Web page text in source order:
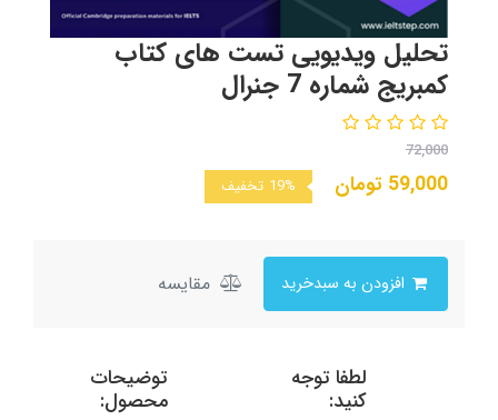
تحلیل ویدیویی تست های کتاب
کمبریج شماره 7 جنرال
72,000
59,000 تومان 19% تخفیف
مقایسه
لطفا توجه
کنید:
توضیحات
محصول: